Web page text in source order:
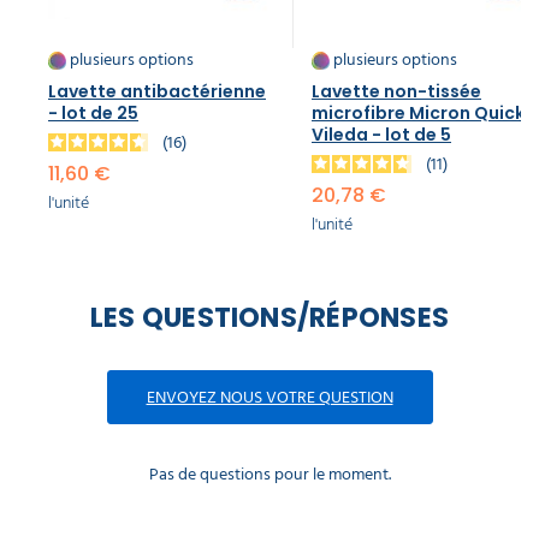
plusieurs options
Lavette antibactérienne
- lot de 25
16
11,60 €
l'unité
plusieurs options
Lavette non-tissée
microfibre Micron Quick
Vileda - lot de 5
11
20,78 €
l'unité
LES QUESTIONS/RÉPONSES
ENVOYEZ NOUS VOTRE QUESTION
Pas de questions pour le moment.